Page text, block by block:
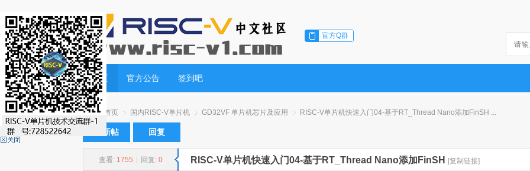
官方Q群
首页 官方公告 签到吧
首页
›
国内RISC-V单片机
›
GD32VF 单片机芯片及应用
›
RISC-V单片机快速入门04-基于RT_Thread Nano添加FinSH ...
发新帖 回复
查看: 1755 回复: 0 RISC-V单片机快速入门04-基于RT_Thread Nano添加FinSH [复制链接]